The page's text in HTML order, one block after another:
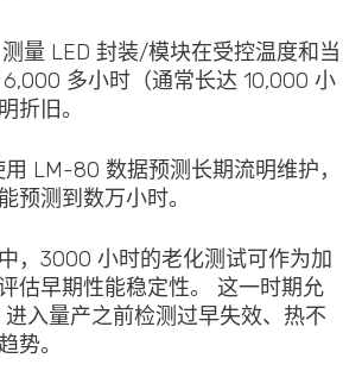
测量 LED 封装/模块在受控温度和当
多小时（通常长达 10,000 小
折旧。
用 LM-80 数据预测长期流明维护，
预测到数万小时。
，3000 小时的老化测试可作为加
估早期性能稳定性。 这一时期允
入量产之前检测过早失效、热不
势。